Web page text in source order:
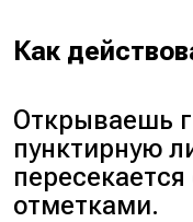
Как
Открываешь
пунктирную
отметками.